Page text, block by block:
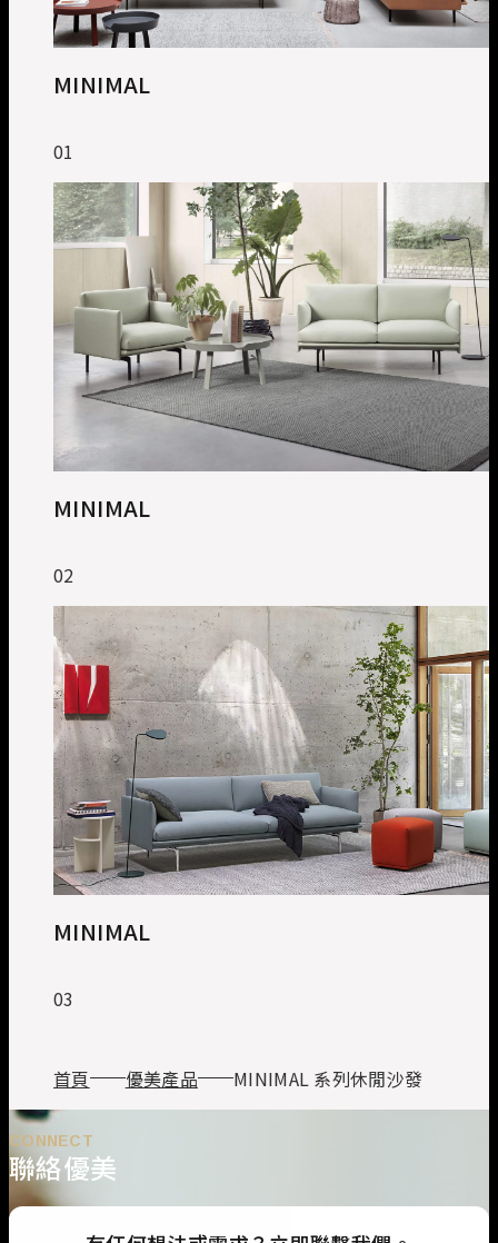
MINIMAL
01
MINIMAL
02
MINIMAL
03
首頁 優美產品 MINIMAL 系列休閒沙發
CONNECT
聯絡優美